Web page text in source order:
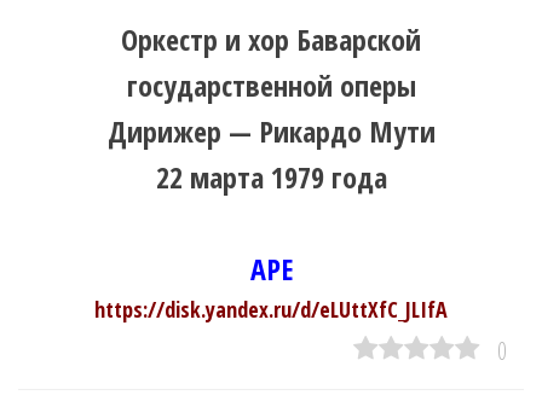
Оркестр и хор Баварской
государственной оперы
Дирижер — Рикардо Мути
22 марта 1979 года
APE
https://disk.yandex.ru/d/eLUttXfC_JLIfA
0